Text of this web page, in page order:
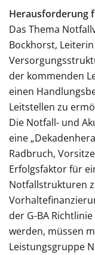
Herausforderung
Das Thema
Bockhorst,
der kommenden
einen
Leitstellen zu
Die Notfall- und
eine
Radbruch,
Erfolgsfaktor für
Notfallstrukturen
der G-BA
werden, müssen
Leistungsgruppe